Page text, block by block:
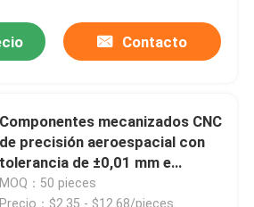
Contacto
Componentes mecanizados CNC
de precisión aeroespacial con
tolerancia de ±0,01 mm e
inspección estricta
MOQ：50 pieces
Precio：$2.35 - $12.68/pieces